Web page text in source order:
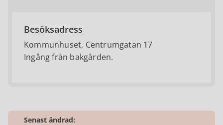
Besöksadress
Kommunhuset, Centrumgatan 17
Ingång från bakgården.
Senast ändrad: